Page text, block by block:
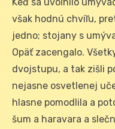
však hodnú chvíľu,
jedno; stojany s
Opäť zacengalo.
dvojstupu, a tak zišli
nejasne osvetlenej
hlasne pomodlila a
šum a haravara a